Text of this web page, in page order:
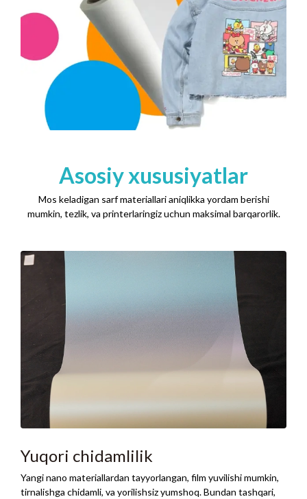
Asosiy xususiyatlar
Mos keladigan sarf materiallari aniqlikka yordam berishi
mumkin, tezlik, va printerlaringiz uchun maksimal barqarorlik.
Yuqori chidamlilik
Yangi nano materiallardan tayyorlangan, film yuvilishi mumkin,
tirnalishga chidamli, va yorilishsiz yumshoq. Bundan tashqari,